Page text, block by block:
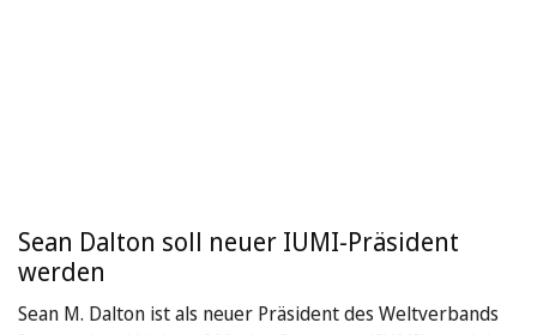
Sean Dalton soll neuer IUMI-Präsident
werden
Sean M. Dalton ist als neuer Präsident des Weltverbands